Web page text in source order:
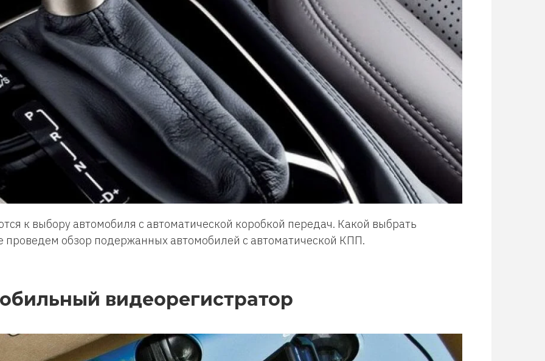
к выбору автомобиля с автоматической коробкой передач. Какой выбрать
проведем обзор подержанных автомобилей с автоматической КПП.
видеорегистратор